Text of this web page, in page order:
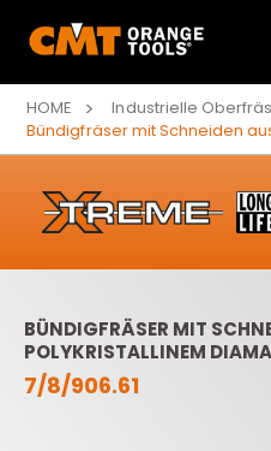
HOME
Industrielle
Bündigfräser mit Schneiden
BÜNDIGFRÄSER MIT
POLYKRISTALLINEM
7/8/906.61